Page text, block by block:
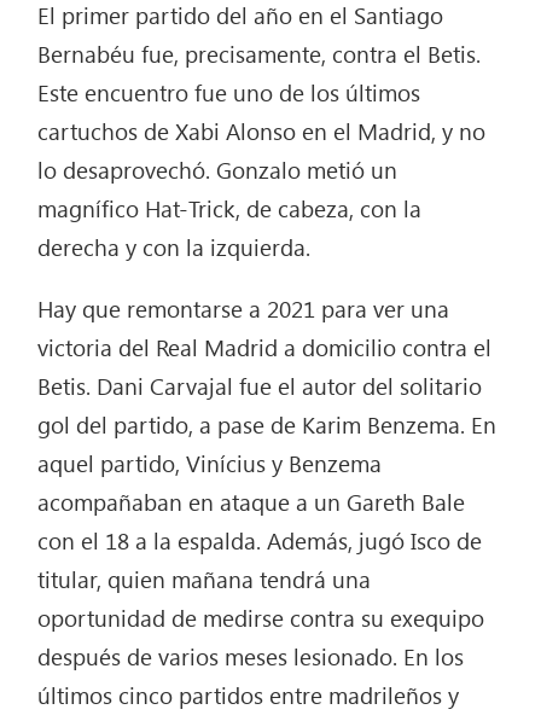
El primer partido del año en el Santiago
Bernabéu fue, precisamente, contra el Betis.
Este encuentro fue uno de los últimos
cartuchos de Xabi Alonso en el Madrid, y no
lo desaprovechó. Gonzalo metió un
magnífico Hat-Trick, de cabeza, con la
derecha y con la izquierda.
Hay que remontarse a 2021 para ver una
victoria del Real Madrid a domicilio contra el
Betis. Dani Carvajal fue el autor del solitario
gol del partido, a pase de Karim Benzema. En
aquel partido, Vinícius y Benzema
acompañaban en ataque a un Gareth Bale
con el 18 a la espalda. Además, jugó Isco de
titular, quien mañana tendrá una
oportunidad de medirse contra su exequipo
después de varios meses lesionado. En los
últimos cinco partidos entre madrileños y